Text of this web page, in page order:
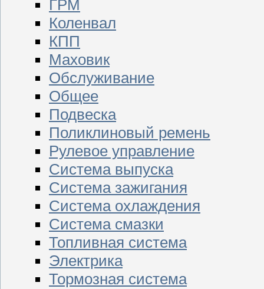
ГРМ
Коленвал
КПП
Маховик
Обслуживание
Общее
Подвеска
Поликлиновый ремень
Рулевое управление
Система выпуска
Система зажигания
Система охлаждения
Система смазки
Топливная система
Электрика
Тормозная система